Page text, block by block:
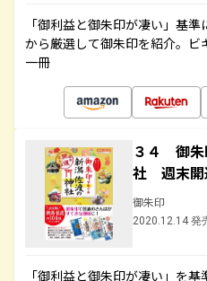
「御利益と御朱印が凄い」基
から厳選して御朱印を紹介。
一冊
３４ 御朱
社 週末開
御朱印
2020.12.14 発
「御利益と御朱印が凄い」を